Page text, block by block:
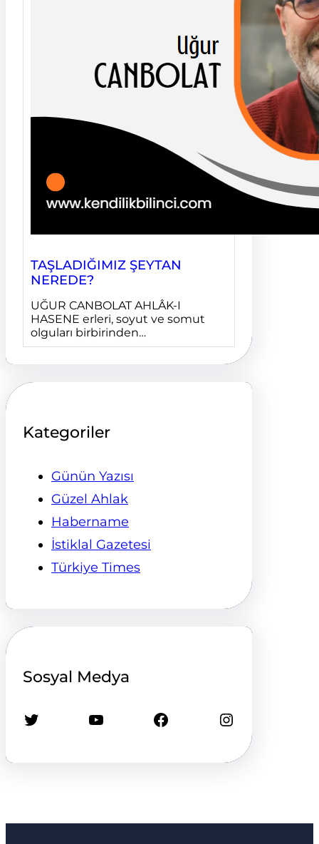
TAŞLADIĞIMIZ ŞEYTAN
NEREDE?
UĞUR CANBOLAT AHLÂK-I
HASENE erleri, soyut ve somut
olguları birbirinden…
Kategoriler
Günün Yazısı
Güzel Ahlak
Habername
İstiklal Gazetesi
Türkiye Times
Sosyal Medya
Twitter YouTube Facebook Instagram